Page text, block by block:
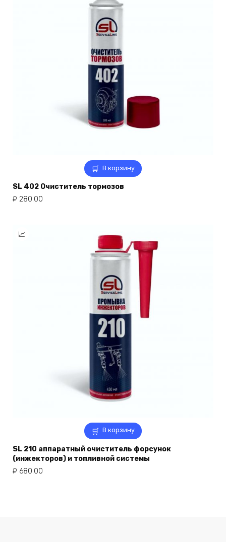
В корзину
SL 402 Очиститель тормозов
₽ 280.00
В корзину
SL 210 аппаратный очиститель форсунок
(инжекторов) и топливной системы
₽ 680.00